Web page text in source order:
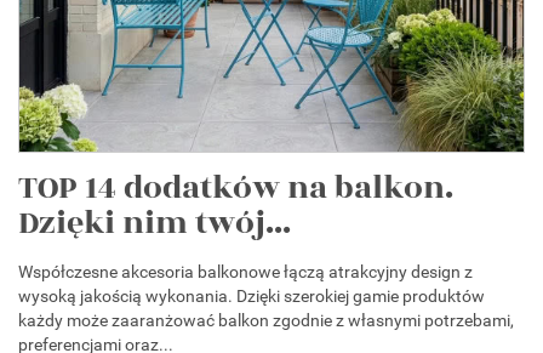
TOP 14 dodatków na balkon.
Dzięki nim twój...
Współczesne akcesoria balkonowe łączą atrakcyjny design z
wysoką jakością wykonania. Dzięki szerokiej gamie produktów
każdy może zaaranżować balkon zgodnie z własnymi potrzebami,
preferencjami oraz...